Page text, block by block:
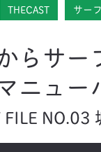
THECAST サー
らサー
ニュー
FILE NO.03